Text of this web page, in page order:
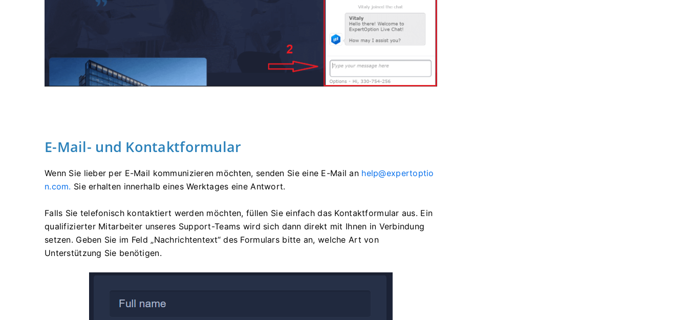
E-Mail- und Kontaktformular
Wenn Sie lieber per E-Mail kommunizieren möchten, senden Sie eine E-Mail an help@expertoptio
n.com. Sie erhalten innerhalb eines Werktages eine Antwort.
Falls Sie telefonisch kontaktiert werden möchten, füllen Sie einfach das Kontaktformular aus. Ein
qualifizierter Mitarbeiter unseres Support-Teams wird sich dann direkt mit Ihnen in Verbindung
setzen. Geben Sie im Feld „Nachrichtentext“ des Formulars bitte an, welche Art von
Unterstützung Sie benötigen.